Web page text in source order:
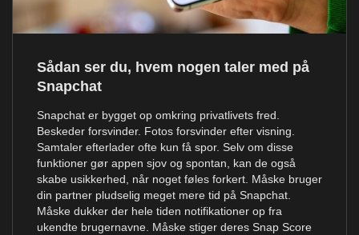
Sådan ser du, hvem nogen taler med på
Snapchat
Snapchat er bygget op omkring privatlivets fred.
Beskeder forsvinder. Fotos forsvinder efter visning.
Samtaler efterlader ofte kun få spor. Selv om disse
funktioner gør appen sjov og spontan, kan de også
skabe usikkerhed, når noget føles forkert. Måske bruger
din partner pludselig meget mere tid på Snapchat.
Måske dukker der hele tiden notifikationer op fra
ukendte brugernavne. Måske stiger deres Snap Score